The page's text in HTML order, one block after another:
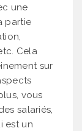
une
partie
Cela
sur
vous
salariés,
est un